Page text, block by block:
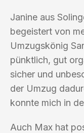
Janine aus
begeistert von
Umzugskönig
pünktlich, gut
sicher und
der Umzug
konnte mich in
Auch Max hat